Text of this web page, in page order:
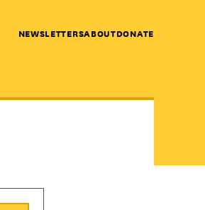
NEWSLETTERSABOUTDONATE